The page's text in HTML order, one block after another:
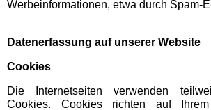
AQUALAND Köln
AQUApark Oberhausen
Claudius Therme
Werbeinformationen, etwa durch Spam-
Datenerfassung auf unserer Website
Cookies
Die Internetseiten verwenden
Cookies. Cookies richten auf